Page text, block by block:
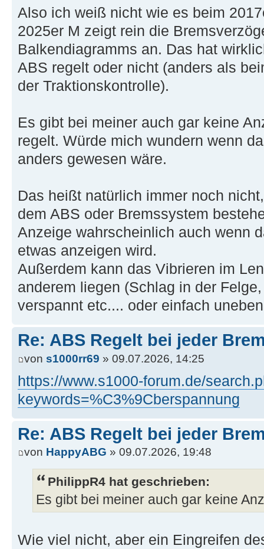
Also ich weiß nicht wie es beim
2025er M zeigt rein die
Balkendiagramms an. Das hat
ABS regelt oder nicht (anders als
der Traktionskontrolle).
Es gibt bei meiner auch gar keine
regelt. Würde mich wundern wenn
anders gewesen wäre.
Das heißt natürlich immer noch
dem ABS oder Bremssystem
Anzeige wahrscheinlich auch wenn
etwas anzeigen wird.
Außerdem kann das Vibrieren im
anderem liegen (Schlag in der
verspannt etc.... oder einfach
Re: ABS Regelt bei jeder
von s1000rr69 » 09.07.2026, 14:25
https://www.s1000-forum.de/
keywords=%C3%9Cberspannung
Re: ABS Regelt bei jeder
von HappyABG » 09.07.2026, 19:48
PhilippR4 hat geschrieben:
Es gibt bei meiner auch gar keine
Wie viel nicht, aber ein Eingreifen